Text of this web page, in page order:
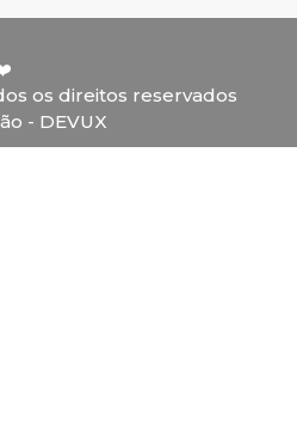
os direitos reservados
- DEVUX